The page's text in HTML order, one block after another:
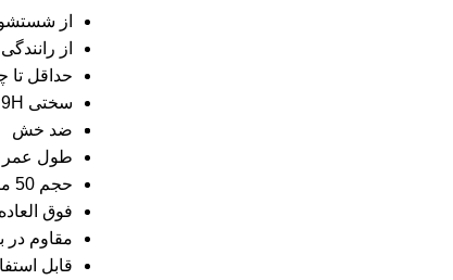
از
از
حداقل
سختی 9H
ضد خش
طول عمر 3 سال
حجم 50 میلی لیتر
فوق
مقاوم در
قابل استفاده